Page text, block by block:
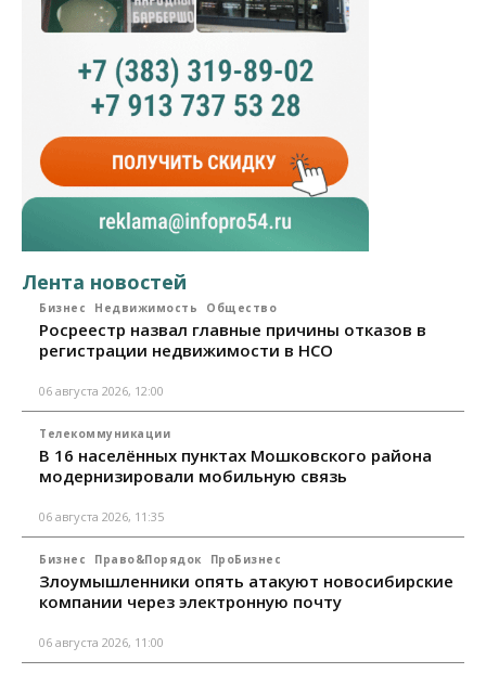
Лента новостей
Бизнес Недвижимость Общество
Росреестр назвал главные причины отказов в
регистрации недвижимости в НСО
06 августа 2026, 12:00
Телекоммуникации
В 16 населённых пунктах Мошковского района
модернизировали мобильную связь
06 августа 2026, 11:35
Бизнес Право&Порядок ПроБизнес
Злоумышленники опять атакуют новосибирские
компании через электронную почту
06 августа 2026, 11:00